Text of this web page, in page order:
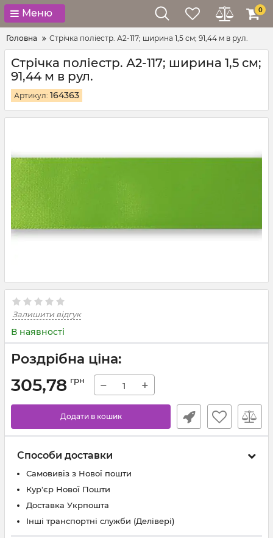
Меню 0
Головна Стрічка поліестр. А2-117; ширина 1,5 см; 91,44 м в рул.
Стрічка поліестр. А2-117; ширина 1,5 см;
91,44 м в рул.
Артикул: 164363
Залишити відгук
В наявності
Роздрібна ціна:
305,78 грн − +
Додати в кошик
Способи доставки
Самовивіз з Нової пошти
Кур'єр Нової Пошти
Доставка Укрпошта
Інші транспортні служби (Делівері)